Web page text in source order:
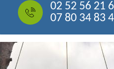
02 52 56 21
07 80 34 83